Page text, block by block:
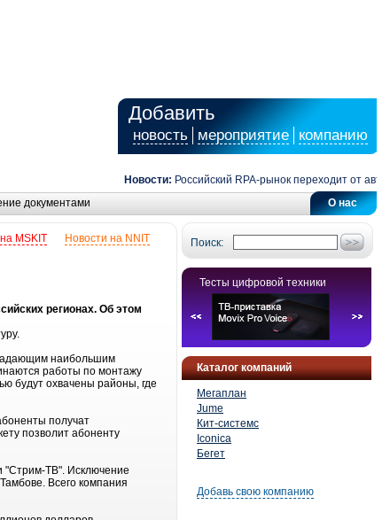
Добавить
новость мероприятие компанию
Новости: Российский RPA-рынок переходит от
О нас
документами
Поиск:
Тесты цифровой техники
Каталог компаний
Мегаплан
Jume
Кит-системс
Iconica
Бегет
Добавь свою компанию
Новости на NNIT
MSKIT
регионах. Об этом
наибольшим
работы по монтажу
будут охвачены районы, где
получат
позволит абоненту
"Стрим-ТВ". Исключение
Всего компания